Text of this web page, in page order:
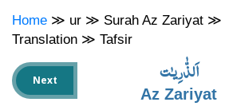
Home ≫ ur ≫ Surah Az Zariyat ≫
Translation ≫ Tafsir
اَلذّٰرِيـٰت
Az Zariyat
Next